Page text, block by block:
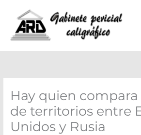
contenido
Hay quien
de territorios entre
Unidos y Rusia